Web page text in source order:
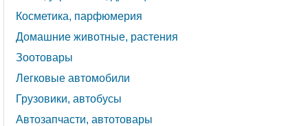
Косметика, парфюмерия
Домашние животные, растения
Зоотовары
Легковые автомобили
Грузовики, автобусы
Автозапчасти, автотовары